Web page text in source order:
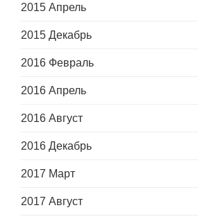
2015 Апрель
2015 Декабрь
2016 Февраль
2016 Апрель
2016 Август
2016 Декабрь
2017 Март
2017 Август